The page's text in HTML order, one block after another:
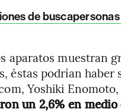
de
aparatos muestran
éstas podrían haber
Yoshiki
un 2,6% en